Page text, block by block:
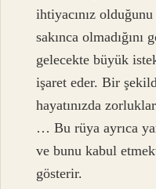
ihtiyacınız
sakınca olmadığını
gelecekte büyük
işaret eder. Bir
hayatınızda
… Bu rüya ayrıca
ve bunu kabul
gösterir.